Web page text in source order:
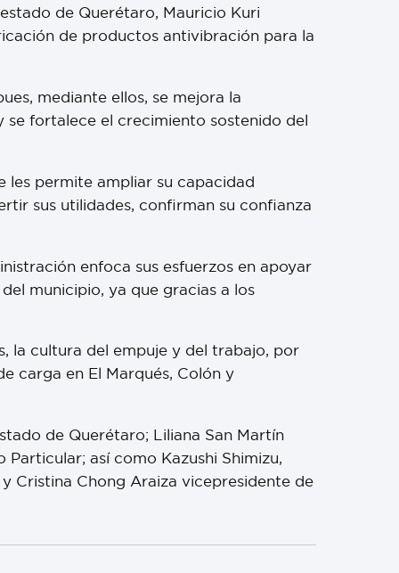
de Querétaro, Mauricio Kuri
de productos antivibración para la
mediante ellos, se mejora la
fortalece el crecimiento sostenido del
les permite ampliar su capacidad
sus utilidades, confirman su confianza
enfoca sus esfuerzos en apoyar
municipio, ya que gracias a los
la cultura del empuje y del trabajo, por
carga en El Marqués, Colón y
de Querétaro; Liliana San Martín
así como Kazushi Shimizu,
Cristina Chong Araiza vicepresidente de